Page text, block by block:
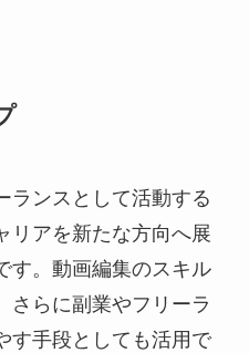
ンスとして活動する
リアを新たな方向へ展
す。動画編集のスキル
さらに副業やフリーラ
す手段としても活用で